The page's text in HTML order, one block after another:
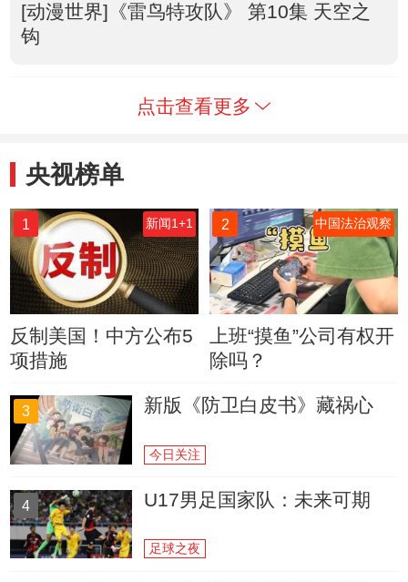
[动漫世界]《雷鸟特攻队》 第10集 天空之
钩
点击查看更多
央视榜单
1 新闻1+1
反制美国！中方公布5
项措施
2 中国法治观察
上班“摸鱼”公司有权开
除吗？
3 新版《防卫白皮书》藏祸心
今日关注
4 U17男足国家队：未来可期
足球之夜